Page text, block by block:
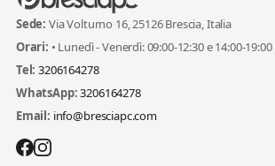
Sede: Via Volturno 16, 25126 Brescia, Italia
Orari: • Lunedì - Venerdì: 09:00-12:30 e 14:00-
Tel: 3206164278
WhatsApp:3206164278
Email: info@bresciapc.com